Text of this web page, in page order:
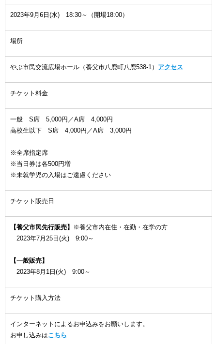
2023年9月6日(水) 18:30～（開場18:00）
場所
やぶ市民交流広場ホール（養父市八鹿町八鹿538-1） アクセス
チケット料金
一般 S席 5,000円／A席 4,000円
高校生以下 S席 4,000円／A席 3,000円
※全席指定席
※当日券は各500円増
※未就学児の入場はご遠慮ください
チケット販売日
【養父市民先行販売】
※養父市内在住・在勤・在学の方
2023年7月25日(火) 9:00～
【一般販売】
2023年8月1日(火) 9:00～
チケット購入方法
インターネットによるお申込みをお願いします。
お申し込みはこちら